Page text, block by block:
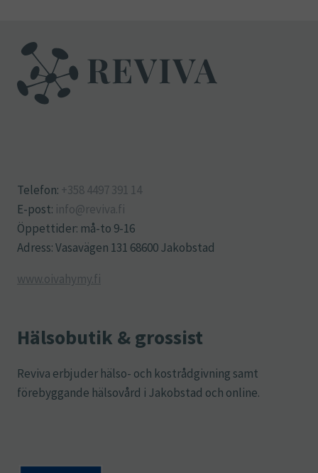
Telefon: +358 4497 391 14
E-post: info@reviva.fi
Öppettider: må-to 9-16
Adress: Vasavägen 131 68600 Jakobstad
www.oivahymy.fi
Hälsobutik & grossist
Reviva erbjuder hälso- och kostrådgivning samt
förebyggande hälsovård i Jakobstad och online.